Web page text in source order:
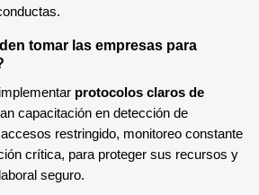
tomar las empresas para
protocolos claros de
capacitación en detección de
restringido, monitoreo constante
crítica, para proteger sus recursos y
seguro.